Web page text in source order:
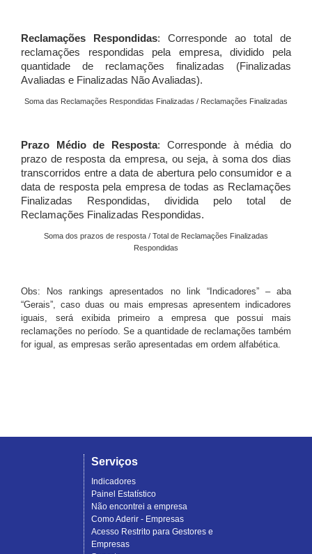
Reclamações Respondidas: Corresponde ao total de
reclamações respondidas pela empresa, dividido pela
quantidade de reclamações finalizadas (Finalizadas
Avaliadas e Finalizadas Não Avaliadas).
Soma das Reclamações Respondidas Finalizadas / Reclamações Finalizadas
Prazo Médio de Resposta: Corresponde à média do
prazo de resposta da empresa, ou seja, à soma dos dias
transcorridos entre a data de abertura pelo consumidor e a
data de resposta pela empresa de todas as Reclamações
Finalizadas Respondidas, dividida pelo total de
Reclamações Finalizadas Respondidas.
Soma dos prazos de resposta / Total de Reclamações Finalizadas
Respondidas
Obs: Nos rankings apresentados no link “Indicadores” – aba
“Gerais”, caso duas ou mais empresas apresentem indicadores
iguais, será exibida primeiro a empresa que possui mais
reclamações no período. Se a quantidade de reclamações também
for igual, as empresas serão apresentadas em ordem alfabética.
Serviços
Indicadores
Painel Estatístico
Não encontrei a empresa
Como Aderir - Empresas
Acesso Restrito para Gestores e
Empresas